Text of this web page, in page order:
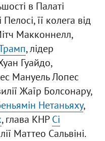
в Палаті
її колега від
Макконнелл,
, лідер
Гуайдо,
Мануель Лопес
Жаїр Болсонару,
Нетаньяху,
, глава КНРСі
Маттео Сальвіні.